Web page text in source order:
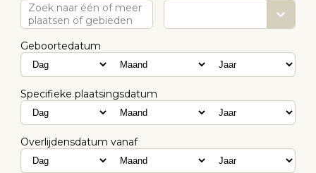
Zoek naar één of meer
plaatsen of gebieden
Geboortedatum
Specifieke plaatsingsdatum
Overlijdensdatum vanaf